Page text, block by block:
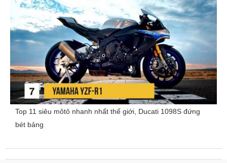
Top 11 siêu môtô nhanh nhất thế giới, Ducati 1098S đứng
bét bảng